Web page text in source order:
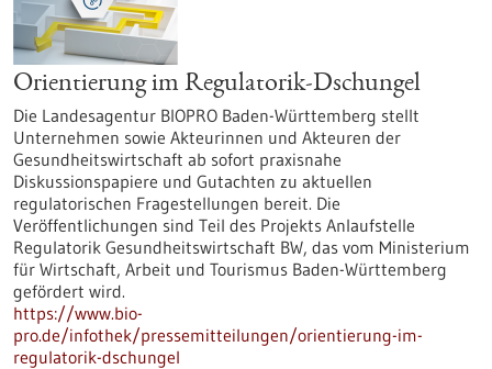
Orientierung im Regulatorik-Dschungel
Die Landesagentur BIOPRO Baden-Württemberg stellt
Unternehmen sowie Akteurinnen und Akteuren der
Gesundheitswirtschaft ab sofort praxisnahe
Diskussionspapiere und Gutachten zu aktuellen
regulatorischen Fragestellungen bereit. Die
Veröffentlichungen sind Teil des Projekts Anlaufstelle
Regulatorik Gesundheitswirtschaft BW, das vom Ministerium
für Wirtschaft, Arbeit und Tourismus Baden-Württemberg
gefördert wird.
https://www.bio-
pro.de/infothek/pressemitteilungen/orientierung-im-
regulatorik-dschungel